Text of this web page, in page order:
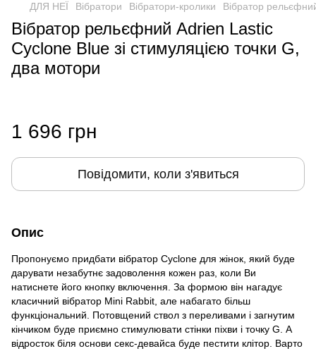
ДЛЯ НЕЇ Вібратори Вібратори-кролики Вібратор
Вібратор рельєфний Adrien Lastic
Cyclone Blue зі стимуляцією точки G,
два мотори
1 696 грн
Повідомити, коли з'явиться
Опис
Пропонуємо придбати вібратор Cyclone для жінок, який буде
дарувати незабутнє задоволення кожен раз, коли Ви
натиснете його кнопку включення. За формою він нагадує
класичний вібратор Mini Rabbit, але набагато більш
функціональний. Потовщений ствол з переливами і загнутим
кінчиком буде приємно стимулювати стінки піхви і точку G. А
відросток біля основи секс-девайса буде пестити клітор. Варто